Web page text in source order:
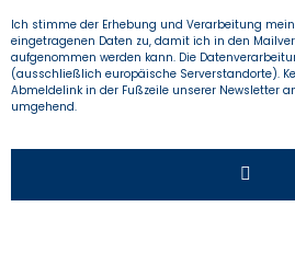
Ich stimme der Erhebung und Verarbeitung
eingetragenen Daten zu, damit ich in den
aufgenommen werden kann. Die
(ausschließlich europäische Serverstandorte).
Abmeldelink in der Fußzeile unserer Newsletter
umgehend.